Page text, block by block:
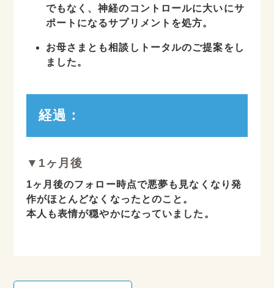
でもなく、神経のコントロールに大いにサ
ポートになるサプリメントを処方。
お母さまとも相談しトータルのご提案をし
ました。
経過：
▼1ヶ月後
1ヶ月後のフォロー時点で悪夢も見なくなり発
作がほとんどなくなったとのこと。
本人も表情が穏やかになっていました。